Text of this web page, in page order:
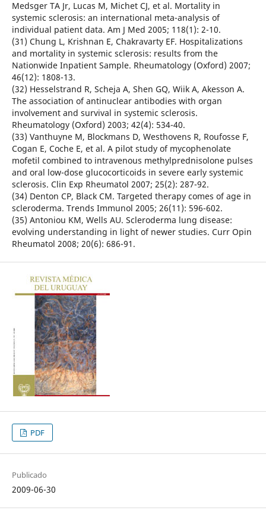
Medsger TA Jr, Lucas M, Michet CJ, et al. Mortality in
systemic sclerosis: an international meta-analysis of
individual patient data. Am J Med 2005; 118(1): 2-10.
(31) Chung L, Krishnan E, Chakravarty EF. Hospitalizations
and mortality in systemic sclerosis: results from the
Nationwide Inpatient Sample. Rheumatology (Oxford) 2007;
46(12): 1808-13.
(32) Hesselstrand R, Scheja A, Shen GQ, Wiik A, Akesson A.
The association of antinuclear antibodies with organ
involvement and survival in systemic sclerosis.
Rheumatology (Oxford) 2003; 42(4): 534-40.
(33) Vanthuyne M, Blockmans D, Westhovens R, Roufosse F,
Cogan E, Coche E, et al. A pilot study of mycophenolate
mofetil combined to intravenous methylprednisolone pulses
and oral low-dose glucocorticoids in severe early systemic
sclerosis. Clin Exp Rheumatol 2007; 25(2): 287-92.
(34) Denton CP, Black CM. Targeted therapy comes of age in
scleroderma. Trends Immunol 2005; 26(11): 596-602.
(35) Antoniou KM, Wells AU. Scleroderma lung disease:
evolving understanding in light of newer studies. Curr Opin
Rheumatol 2008; 20(6): 686-91.
PDF
Publicado
2009-06-30